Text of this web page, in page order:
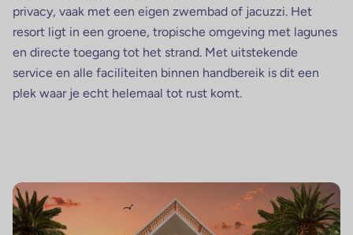
privacy, vaak met een eigen zwembad of jacuzzi. Het
resort ligt in een groene, tropische omgeving met lagunes
en directe toegang tot het strand. Met uitstekende
service en alle faciliteiten binnen handbereik is dit een
plek waar je echt helemaal tot rust komt.